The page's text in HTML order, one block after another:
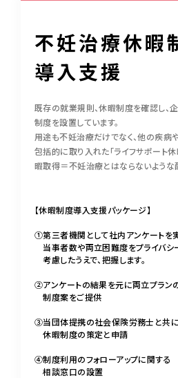
不妊治療休暇
導入支援
既存の就業規則、休暇制度を確認し、
制度を設置しています。
用途も不妊治療だけでなく、他の疾病
包括的に取り入れた「ライフサポート休
暇取得＝不妊治療とはならないような
【休暇制度導入支援パッケージ】
①第三者機関として社内アンケートを
当事者数や両立困難度をプライバシ
考慮したうえで、把握します。
②アンケートの結果を元に両立プラン
制度案をご提供
③当団体提携の社会保険労務士と共に
休暇制度の策定と申請
④制度利用のフォローアップに関する
相談窓口の設置
パートナ
050-
営業時間 9:00-17:00
お問い合わせ